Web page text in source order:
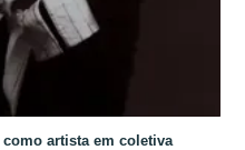
como artista em coletiva